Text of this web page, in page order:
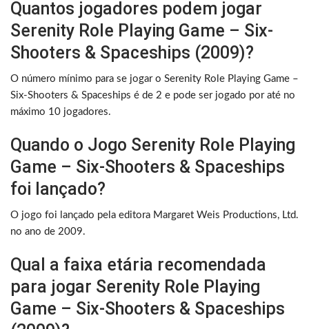
Quantos jogadores podem jogar
Serenity Role Playing Game – Six-
Shooters & Spaceships (2009)?
O número mínimo para se jogar o Serenity Role Playing Game –
Six-Shooters & Spaceships é de 2 e pode ser jogado por até no
máximo 10 jogadores.
Quando o Jogo Serenity Role Playing
Game – Six-Shooters & Spaceships
foi lançado?
O jogo foi lançado pela editora Margaret Weis Productions, Ltd.
no ano de 2009.
Qual a faixa etária recomendada
para jogar Serenity Role Playing
Game – Six-Shooters & Spaceships